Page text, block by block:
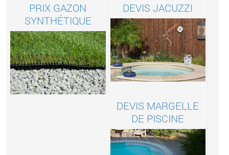
PRIX GAZON
SYNTHÉTIQUE
DEVIS JACUZZI
DEVIS MARGELLE
DE PISCINE